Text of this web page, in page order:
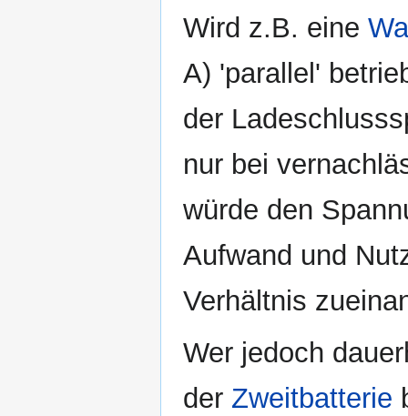
Wird z.B. eine
A) 'parallel'
der
nur bei
würde den
Aufwand und
Verhältnis
Wer jedoch
der Zweitbatterie